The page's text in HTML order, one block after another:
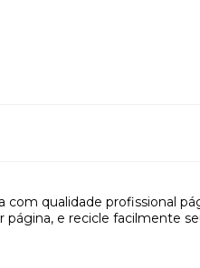
com qualidade profissional
e recicle facilmente